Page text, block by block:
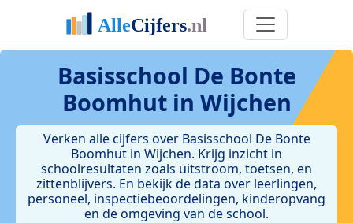
Basisschool De Bonte
Boomhut in Wijchen
Verken alle cijfers over Basisschool De Bonte
Boomhut in Wijchen. Krijg inzicht in
schoolresultaten zoals uitstroom, toetsen, en
zittenblijvers. En bekijk de data over leerlingen,
personeel, inspectiebeoordelingen, kinderopvang
en de omgeving van de school.